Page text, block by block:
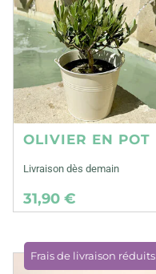
OLIVIER EN POT
Livraison dès demain
31,90 €
Frais de livraison réduits